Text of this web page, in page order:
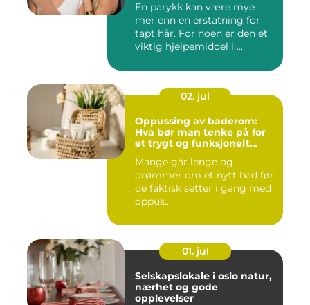
En parykk kan være mye
mer enn en erstatning for
tapt hår. For noen er den et
viktig hjelpemiddel i ...
02. jul
Oppussing av baderom:
Hva bør man tenke på for
et trygt og funksjonelt
Mange går lenge og
drømmer om et nytt bad før
de faktisk setter i gang med
oppus...
01. jul
Selskapslokale i oslo natur,
nærhet og gode
opplevelser